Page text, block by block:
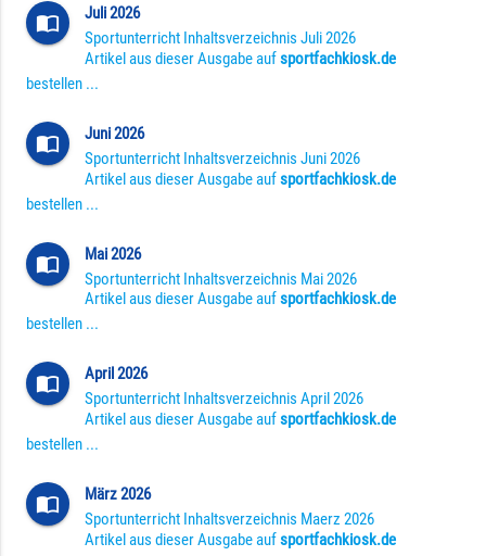
import_contacts
Juli 2026
Sportunterricht Inhaltsverzeichnis Juli 2026
Artikel aus dieser Ausgabe aufsportfachkiosk.de
bestellen ...
import_contacts
Juni 2026
Sportunterricht Inhaltsverzeichnis Juni 2026
Artikel aus dieser Ausgabe aufsportfachkiosk.de
bestellen ...
import_contacts
Mai 2026
Sportunterricht Inhaltsverzeichnis Mai 2026
Artikel aus dieser Ausgabe aufsportfachkiosk.de
bestellen ...
import_contacts
April 2026
Sportunterricht Inhaltsverzeichnis April 2026
Artikel aus dieser Ausgabe aufsportfachkiosk.de
bestellen ...
import_contacts
März 2026
Sportunterricht Inhaltsverzeichnis Maerz 2026
Artikel aus dieser Ausgabe aufsportfachkiosk.de